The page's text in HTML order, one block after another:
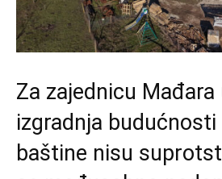
Za zajednicu
izgradnja budućnosti
baštine nisu